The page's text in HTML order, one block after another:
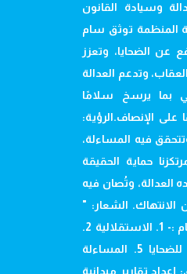
وسيادة القانون
المنظمة توثق سام
عن الضحايا، وتعزز
وتدعم العدالة
بما يرسخ سلامًا
على الإنصاف.الرؤية:
فيه المساءلة،
حماية الحقيقة
العدالة، وتُصان فيه
الانتهاك. الشعار: "
من التوثيق إلى العدالة قيم سام :- 1. الاستقلالية 2.
المهنية 3. النزاهة 4. العدالة للضحايا 5. المساءلة
إعداد تقارير ميدانية